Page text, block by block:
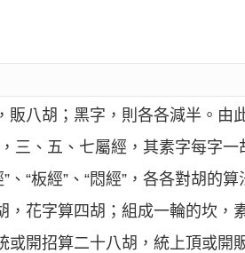
八胡；黑字，則各各減半。由
三、五、七屬經，其素字每字
、“板經”、“悶經”，各各對胡的
花字算四胡；組成一輪的坎，
開招算二十八胡，統上頂或開